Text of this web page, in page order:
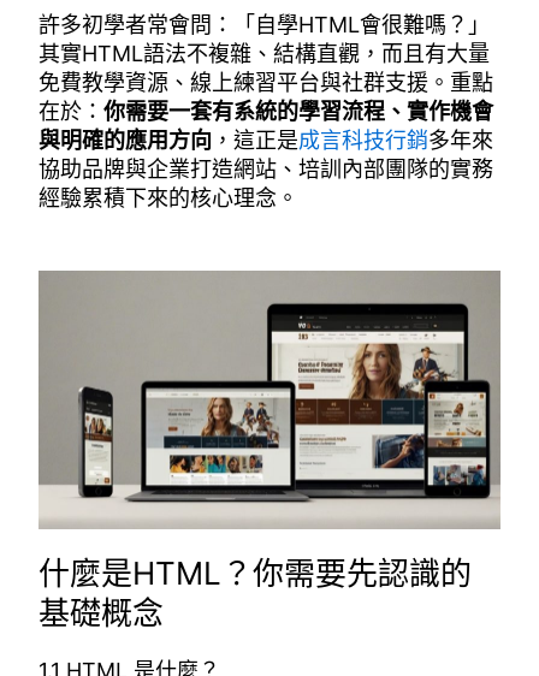
許多初學者常會問：「自學HTML會很難嗎？」
其實HTML語法不複雜、結構直觀，而且有大量
免費教學資源、線上練習平台與社群支援。重點
在於：你需要一套有系統的學習流程、實作機會
與明確的應用方向 ，這正是成言科技行銷多年來
協助品牌與企業打造網站、培訓內部團隊的實務
經驗累積下來的核心理念。
什麼是HTML？你需要先認識的
基礎概念